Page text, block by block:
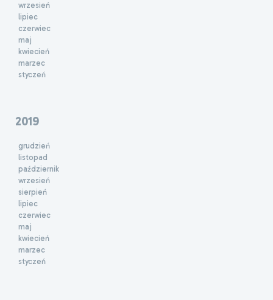
wrzesień
lipiec
czerwiec
maj
kwiecień
marzec
styczeń
2019
grudzień
listopad
październik
wrzesień
sierpień
lipiec
czerwiec
maj
kwiecień
marzec
styczeń